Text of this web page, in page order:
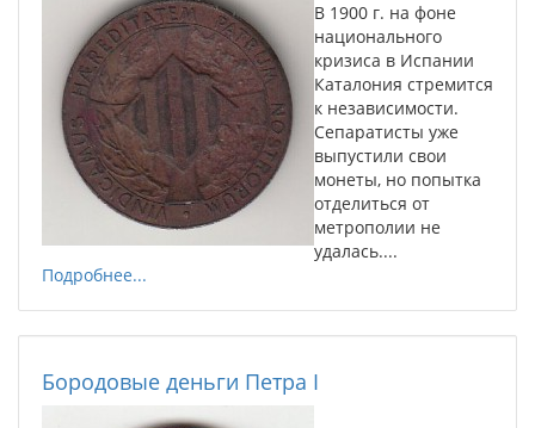
В 1900 г. на фоне
национального
кризиса в Испании
Каталония стремится
к независимости.
Сепаратисты уже
выпустили свои
монеты, но попытка
отделиться от
метрополии не
удалась....
Подробнее...
Бородовые деньги Петра I